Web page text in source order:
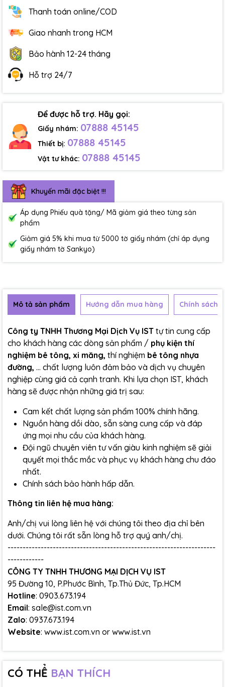
Thanh toán online/COD
Giao nhanh trong HCM
Bảo hành 12-24 tháng
Hỗ trợ 24/7
Để được hỗ trợ. Hãy gọi:
Giấy nhám: 07888 45145
Thiết bị: 07888 45145
Vật tư khác: 07888 45145
Khuyến mãi đặc biệt !!!
Áp dụng Phiếu quà tặng/ Mã giảm giá theo từng sản
phẩm
Giảm giá 5% khi mua từ 5000 tờ giấy nhám (chỉ áp dụng
giấy nhám tờ Sankyo)
Mô tả sản phẩm Hướng dẫn mua hàng Chính sách
Công ty TNHH Thương Mại Dịch Vụ IST tự tin cung cấp
cho khách hàng các dòng sản phẩm / phụ kiện thí
nghiệm bê tông, xi măng, thí nghiệm bê tông nhựa
đường, ... chất lượng luôn đảm bảo và dịch vụ chuyên
nghiệp cùng giá cả cạnh tranh. Khi lựa chọn IST, khách
hàng sẽ được nhận những giá trị sau:
Cam kết chất lượng sản phẩm 100% chính hãng.
Nguồn hàng dồi dào, sẵn sàng cung cấp và đáp
ứng mọi nhu cầu của khách hàng.
Đội ngũ chuyên viên tư vấn giàu kinh nghiệm sẽ giải
quyết mọi thắc mắc và phục vụ khách hàng chu đáo
nhất.
Chính sách bảo hành hấp dẫn.
Thông tin liên hệ mua hàng:
Anh/chị vui lòng liên hệ với chúng tôi theo địa chỉ bên
dưới. Chúng tôi rất sẵn lòng hỗ trợ quý anh/chị.
---------------------------------------------------------------------
------------
CÔNG TY TNHH THƯƠNG MẠI DỊCH VỤ IST
95 Đường 10, P.Phước Bình, Tp.Thủ Đức, Tp.HCM
Hotline: 0903.673.194
Email: sale@ist.com.vn
Zalo: 0937.673.194
Website: www.ist.com.vn or www.ist.vn
CÓ THỂ BẠN THÍCH